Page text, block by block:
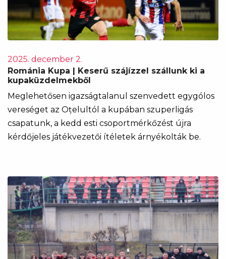
2025. december 2.
Románia Kupa | Keserű szájízzel szállunk ki a
kupaküzdelmekből
Meglehetősen igazságtalanul szenvedett egygólos
vereséget az Oțelultól a kupában szuperligás
csapatunk, a kedd esti csoportmérkőzést újra
kérdőjeles játékvezetői ítéletek árnyékolták be.